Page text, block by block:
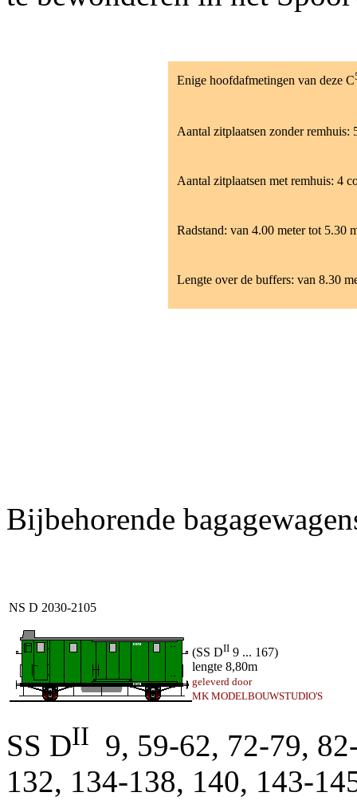
Enige hoofdafmetingen van deze C
Aantal zitplaatsen zonder remhuis:
Aantal zitplaatsen met remhuis: 4
Radstand: van 4.00 meter tot 5.30
Lengte over de buffers: van 8.30
Bijbehorende
NS D 2030-2105
(SS DII 9 ... 167)
lengte 8,80m
geleverd door
MK MODELBOUWSTUDIO'S
SS DII
9, 59-62, 72-79,
132, 134-138, 140, 143-